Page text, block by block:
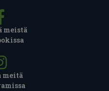
meistä
meitä